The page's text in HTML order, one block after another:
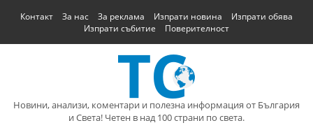
Контакт За нас За реклама Изпрати новина
Изпрати обява
Изпрати събитие
Поверителност
Новини, анализи, коментари и полезна информация от България
и Света! Четен в над 100 страни по света.